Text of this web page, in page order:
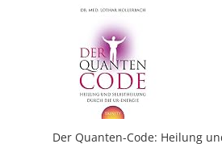
Der Quanten-Code: Heilung